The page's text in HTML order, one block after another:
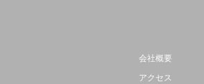
会社概要
アクセス